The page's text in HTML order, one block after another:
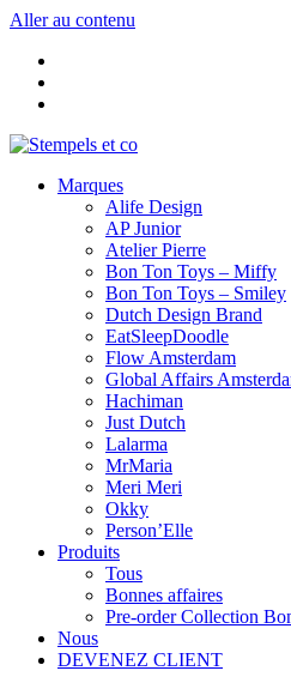
Aller au contenu
Marques
Alife Design
AP Junior
Atelier Pierre
Bon Ton Toys – Miffy
Bon Ton Toys – Smiley
Dutch Design Brand
EatSleepDoodle
Flow Amsterdam
Global Affairs
Hachiman
Just Dutch
Lalarma
MrMaria
Meri Meri
Okky
Person’Elle
Produits
Tous
Bonnes affaires
Pre-order Collection
Nous
DEVENEZ CLIENT